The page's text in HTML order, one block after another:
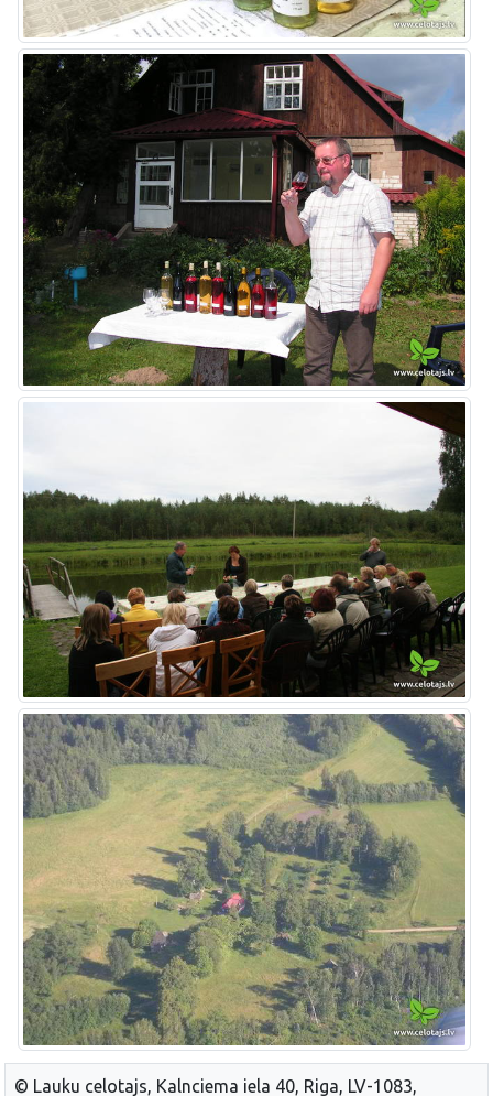
© Lauku celotajs, Kalnciema iela 40, Riga, LV-1083,